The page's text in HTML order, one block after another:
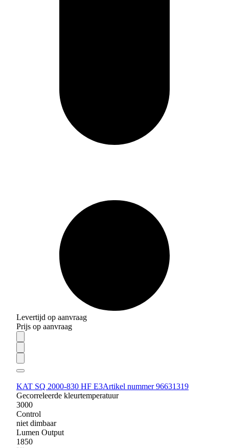
Levertijd op aanvraag
Prijs op aanvraag
KAT SQ 2000-830 HF E3Artikel nummer 96631319
Gecorreleerde kleurtemperatuur
3000
Control
niet dimbaar
Lumen Output
1850